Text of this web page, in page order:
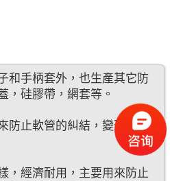
和手柄套外，也生產其它防
，硅膠帶，網套等。
防止軟管的糾結，變形或斷
，經濟耐用，主要用來防止